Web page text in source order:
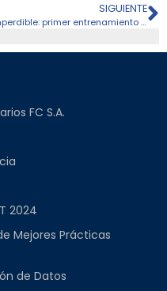
SIGUIENTE
Imperdible: primer entrenamiento de Millonarios en imágenes
FC S.A.
2024
Mejores Prácticas
de Datos